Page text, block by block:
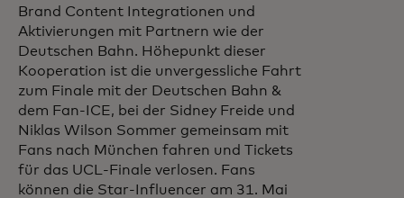
Brand Content Integrationen und
Aktivierungen mit Partnern wie der
Deutschen Bahn. Höhepunkt dieser
Kooperation ist die unvergessliche Fahrt
zum Finale mit der Deutschen Bahn &
dem Fan-ICE, bei der Sidney Freide und
Niklas Wilson Sommer gemeinsam mit
Fans nach München fahren und Tickets
für das UCL-Finale verlosen. Fans
können die Star-Influencer am 31. Mai